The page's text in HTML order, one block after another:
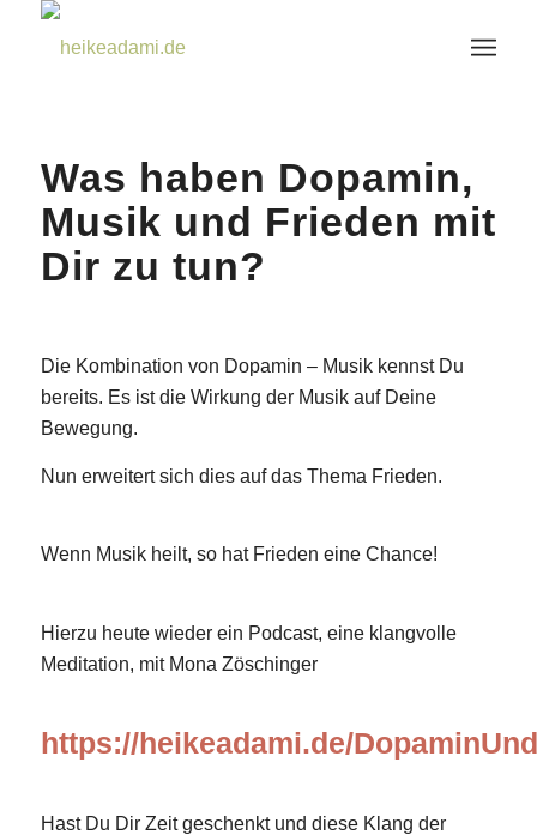
Was haben Dopamin,
Musik und Frieden mit
Dir zu tun?
Die Kombination von Dopamin – Musik kennst Du
bereits. Es ist die Wirkung der Musik auf Deine
Bewegung.
Nun erweitert sich dies auf das Thema Frieden.
Wenn Musik heilt, so hat Frieden eine Chance!
Hierzu heute wieder ein Podcast, eine klangvolle
Meditation, mit Mona Zöschinger
https://heikeadami.de/
Hast Du Dir Zeit geschenkt und diese Klang der